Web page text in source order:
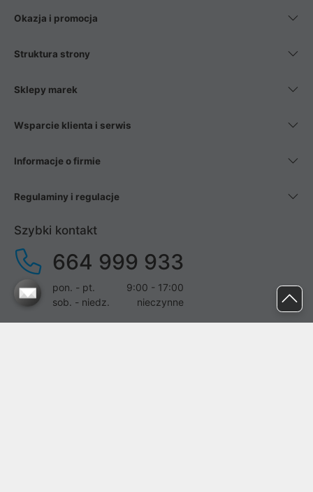
Okazja i promocja
Struktura strony
Sklepy marek
Wsparcie klienta i serwis
Informacje o firmie
Regulaminy i regulacje
Szybki kontakt
664 999 933
pon. - pt.
9:00 - 17:00
sob. - niedz.
nieczynne